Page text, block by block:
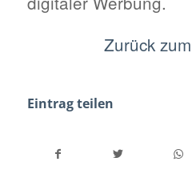
Zurück
Eintrag teilen